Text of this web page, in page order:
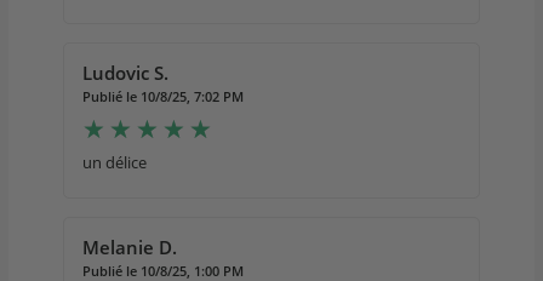
Ludovic S.
Publié le 10/8/25, 7:02 PM
un délice
Melanie D.
Publié le 10/8/25, 1:00 PM